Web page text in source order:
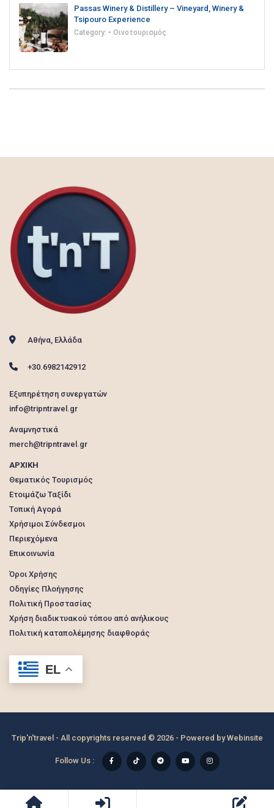
Passas Winery & Distillery – Vineyard, Winery &
Tsipouro Experience
Category: • Οινοτουρισμός
Αθήνα, Ελλάδα
+30.6982142912
Εξυπηρέτηση συνεργατών
info@tripntravel.gr
Αναμνηστικά
merch@tripntravel.gr
ΑΡΧΙΚΗ
Θεματικός Τουρισμός
Ετοιμάζω Ταξίδι
Τοπική Αγορά
Χρήσιμοι Σύνδεσμοι
Περιεχόμενα
Επικοινωνία
Όροι Χρήσης
Οδηγίες Πλοήγησης
Πολιτική Προστασίας
Χρήση διαδικτυακού τόπου από ανήλικους
Πολιτική καταπολέμησης διαφθοράς
EL
Trip'n'travel - All copyrights reserved © 2026 - Powered byWebinsite
Follow Us :